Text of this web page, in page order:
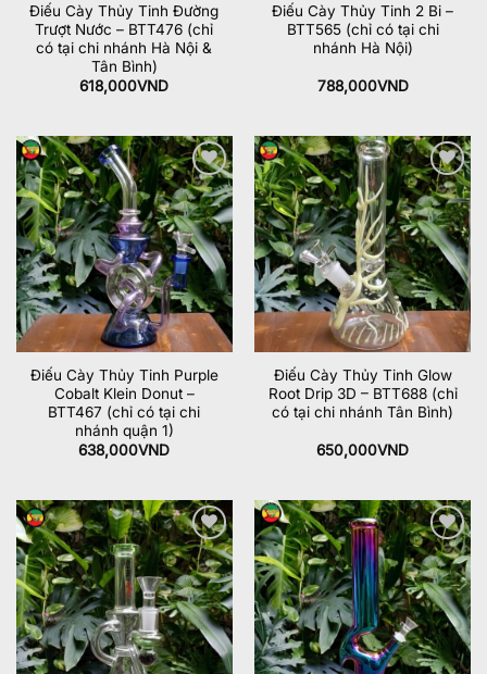
Điếu Cày Thủy Tinh Đường
Trượt Nước – BTT476 (chỉ
có tại chi nhánh Hà Nội &
Tân Bình)
618,000VND
Điếu Cày Thủy Tinh 2 Bi –
BTT565 (chỉ có tại chi
nhánh Hà Nội)
788,000VND
Add to
wishlist
Điếu Cày Thủy Tinh Purple
Cobalt Klein Donut –
BTT467 (chỉ có tại chi
nhánh quận 1)
638,000VND
Add to
wishlist
Điếu Cày Thủy Tinh Glow
Root Drip 3D – BTT688 (chỉ
có tại chi nhánh Tân Bình)
650,000VND
Add to
wishlist
Add to
wishlist